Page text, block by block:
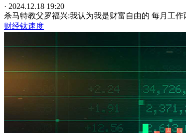
· 2024.12.18 19:20
杀马特教父罗福兴:我认为我是财富自由的 每月工作
财经钛速度